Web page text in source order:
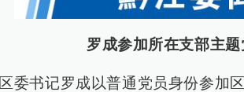
罗成参加所在支部主
委书记罗成以普通党员身份参加